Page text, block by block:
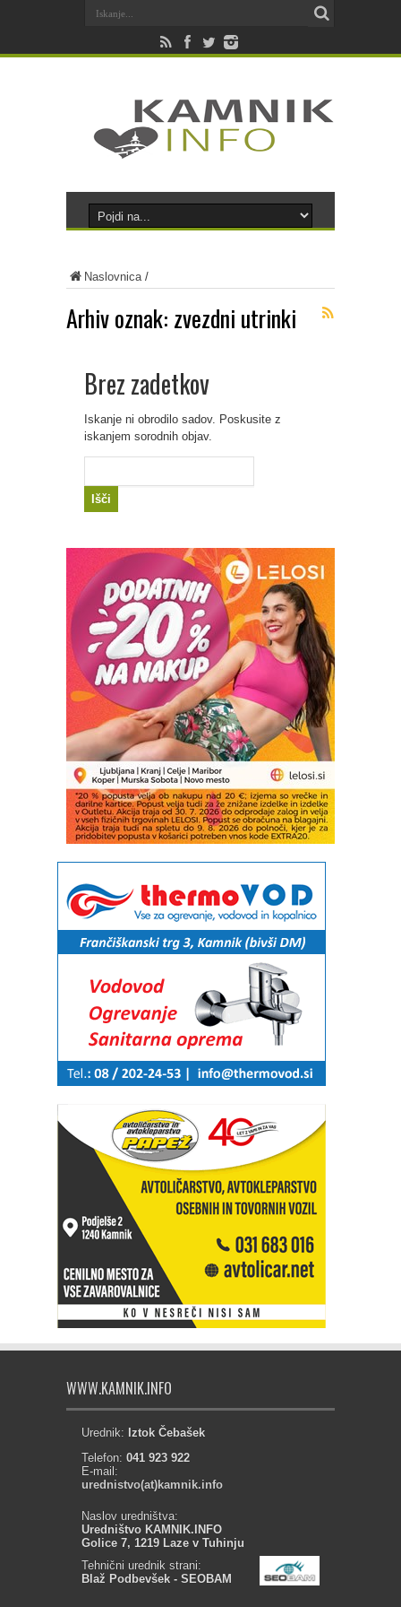
Naslovnica/
Arhiv oznak: zvezdni utrinki
Brez zadetkov
Iskanje ni obrodilo sadov. Poskusite z
iskanjem sorodnih objav.
WWW.KAMNIK.INFO
Urednik: Iztok Čebašek
Telefon: 041 923 922
E-mail:
urednistvo(at)kamnik.info
Naslov uredništva:
Uredništvo KAMNIK.INFO
Golice 7, 1219 Laze v Tuhinju
Tehnični urednik strani:
Blaž Podbevšek - SEOBAM